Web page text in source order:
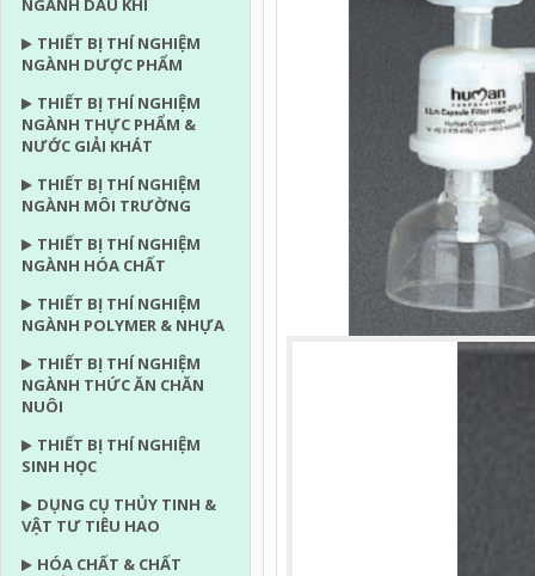
NGÀNH DẦU KHÍ
THIẾT BỊ THÍ NGHIỆM
NGÀNH DƯỢC PHẨM
THIẾT BỊ THÍ NGHIỆM
NGÀNH THỰC PHẨM &
NƯỚC GIẢI KHÁT
THIẾT BỊ THÍ NGHIỆM
NGÀNH MÔI TRƯỜNG
THIẾT BỊ THÍ NGHIỆM
NGÀNH HÓA CHẤT
THIẾT BỊ THÍ NGHIỆM
NGÀNH POLYMER & NHỰA
THIẾT BỊ THÍ NGHIỆM
NGÀNH THỨC ĂN CHĂN
NUÔI
THIẾT BỊ THÍ NGHIỆM
SINH HỌC
DỤNG CỤ THỦY TINH &
VẬT TƯ TIÊU HAO
HÓA CHẤT & CHẤT